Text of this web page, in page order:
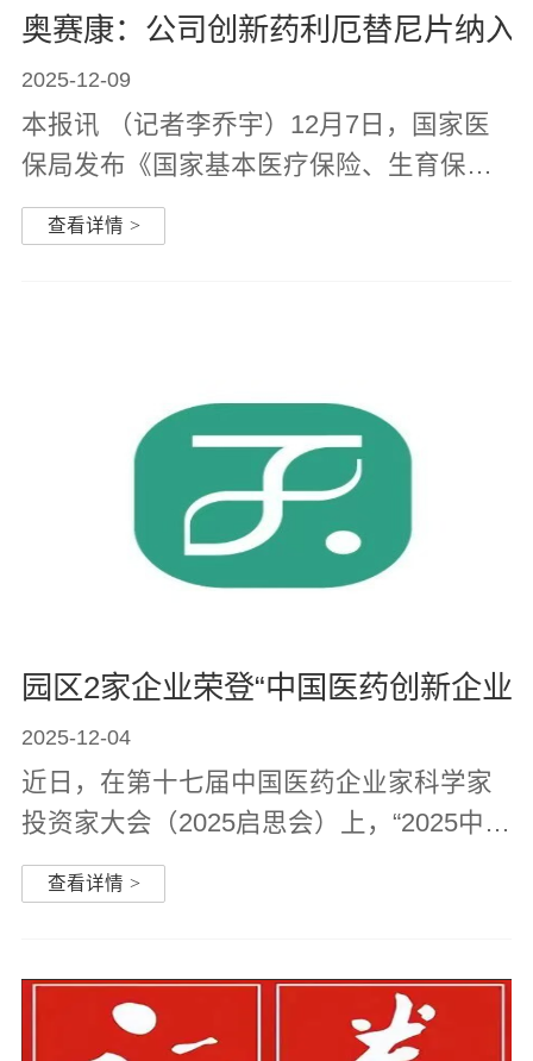
奥赛康：公司创新药利厄替尼片纳入
2025-12-09
本报讯 （记者李乔宇）12月7日，国家医
保局发布《国家基本医疗保险、生育保险
和工伤保险药品目录》以及《商业健康保
险创新药品目录》（2025年）。据统计，
查看详情 >
园区2家企业荣登“中国医药创新企业
2025-12-04
近日，在第十七届中国医药企业家科学家
投资家大会（2025启思会）上，“2025中国
医药创新企业100强”榜单隆重发布。江宁
药谷企业传奇生物、奥赛康实力登榜，分
园区在生物医药创新领域的蓬勃...
查看详情 >